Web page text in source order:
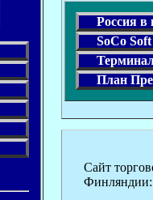
Россия в
SoCo
План
Сайт
Финляндии: